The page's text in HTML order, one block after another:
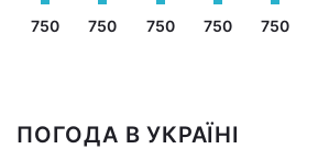
750 750 750 750 750
ПОГОДА В УКРАЇНІ